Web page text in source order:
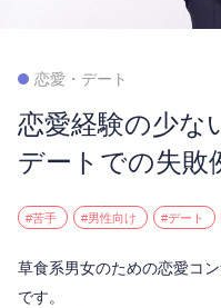
恋愛・デート
恋愛経験の少な
デートでの失敗
#苦手 #男性向け #デート
草食系男女のための恋愛コ
です。